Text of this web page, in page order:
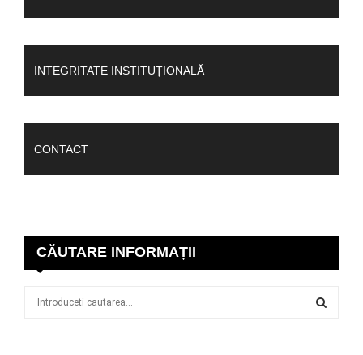
INTEGRITATE INSTITUȚIONALĂ
CONTACT
CĂUTARE INFORMAȚII